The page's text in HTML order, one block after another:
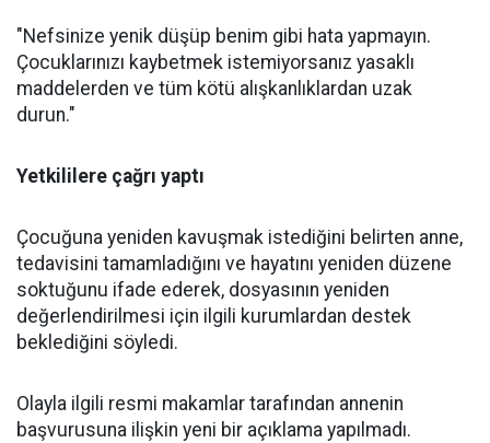
"Nefsinize yenik düşüp benim gibi hata yapmayın.
Çocuklarınızı kaybetmek istemiyorsanız yasaklı
maddelerden ve tüm kötü alışkanlıklardan uzak
durun."
Yetkililere çağrı yaptı
Çocuğuna yeniden kavuşmak istediğini belirten anne,
tedavisini tamamladığını ve hayatını yeniden düzene
soktuğunu ifade ederek, dosyasının yeniden
değerlendirilmesi için ilgili kurumlardan destek
beklediğini söyledi.
Olayla ilgili resmi makamlar tarafından annenin
başvurusuna ilişkin yeni bir açıklama yapılmadı.